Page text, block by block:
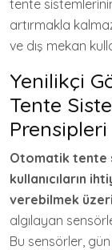
tente
artırmakla
ve dış mekan
Yenilikçi
Tente
Prensipleri
Otomatik tente
kullanıcıların
verebilmek
algılayan
Bu sensörler, gün